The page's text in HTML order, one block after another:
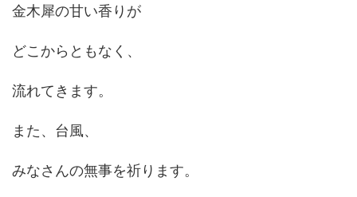
金木犀の甘い香りが
どこからともなく、
流れてきます。
また、台風、
みなさんの無事を祈ります。